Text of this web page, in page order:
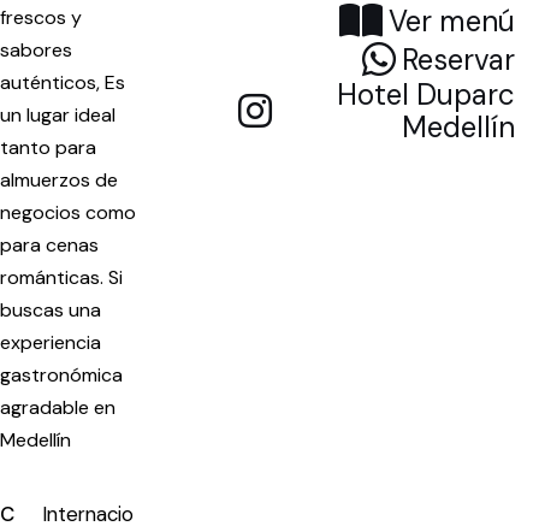
frescos y
sabores
auténticos, Es
un lugar ideal
tanto para
almuerzos de
negocios como
para cenas
románticas. Si
buscas una
experiencia
gastronómica
agradable en
Medellín
C
Internacio
Ver menú
Reservar
Hotel Duparc
Medellín